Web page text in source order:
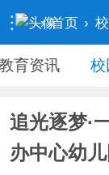
› 首页 ›
育资讯
追光逐梦·
办中心幼